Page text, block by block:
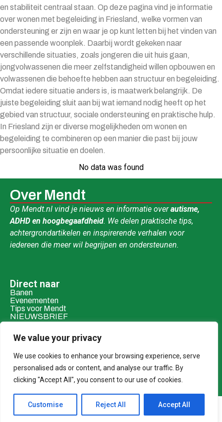
We value your privacy
We use cookies to enhance your browsing experience, serve
personalised ads or content, and analyse our traffic. By
clicking "Accept All", you consent to our use of cookies.
Customise Reject All Accept All
en stabiliteit centraal staan. Op deze pagina vind je informatie
over wonen met begeleiding in Friesland, welke vormen van
ondersteuning er zijn en waar je op kunt letten bij het vinden van
een passende woonplek. Daarbij wordt gekeken naar
verschillende situaties, zoals jongeren die uit huis gaan,
jongvolwassenen die meer zelfstandigheid willen opbouwen en
volwassenen die behoefte hebben aan structuur en begeleiding.
Omdat iedere situatie anders is, is maatwerk belangrijk. De
juiste begeleiding sluit aan bij wat iemand nodig heeft op het
gebied van structuur, sociale ondersteuning en praktische hulp.
In Friesland zijn er diverse mogelijkheden om wonen en
begeleiding te combineren op een manier die past bij jouw
persoonlijke situatie en doelen.
No data was found
Over Mendt
Op Mendt.nl vind je nieuws en informatie overautisme,
ADHD en hoogbegaafdheid. We delen praktische tips,
achtergrondartikelen en inspirerende verhalen voor
iedereen die meer wil begrijpen en ondersteunen.
Direct naar
Banen
Evenementen
Tips voor Mendt
NIEUWSBRIEF
Contact & social
Over ons
Adverteren
Donaties